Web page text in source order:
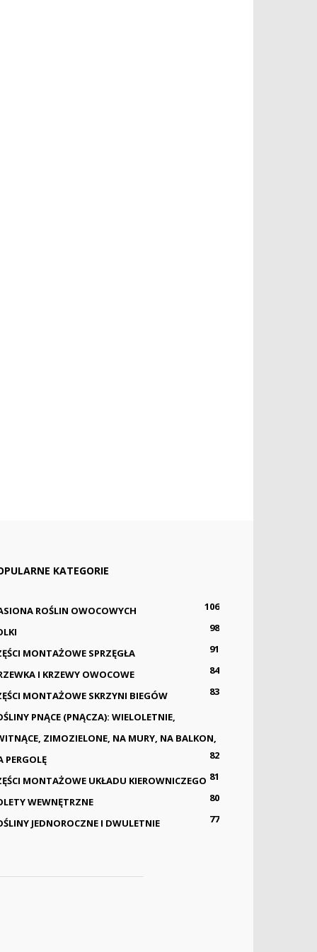
KATEGORIE
ROŚLIN OWOCOWYCH
106
98
MONTAŻOWE SPRZĘGŁA
91
I KRZEWY OWOCOWE
84
MONTAŻOWE SKRZYNI BIEGÓW
83
PNĄCE (PNĄCZA): WIELOLETNIE,
ZIMOZIELONE, NA MURY, NA BALKON,
PERGOLĘ
82
MONTAŻOWE UKŁADU KIEROWNICZEGO 81
WEWNĘTRZNE
80
JEDNOROCZNE I DWULETNIE
77